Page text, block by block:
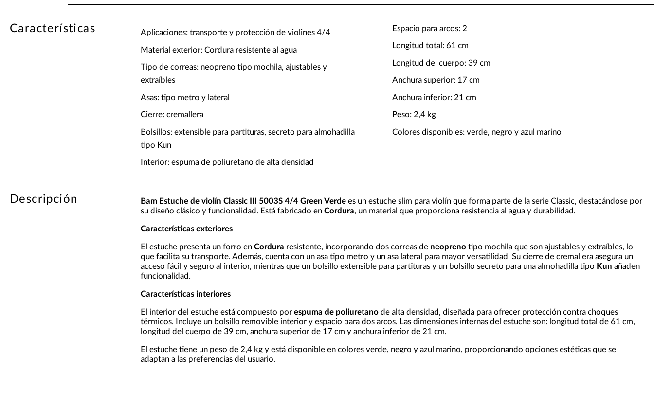
Características Aplicaciones: transporte y protección de violines 4/4
Material exterior: Cordura resistente al agua
Tipo de correas: neopreno tipo mochila, ajustables y
extraíbles
Asas: tipo metro y lateral
Cierre: cremallera
Bolsillos: extensible para partituras, secreto para almohadilla
tipo Kun
Interior: espuma de poliuretano de alta densidad
Espacio para arcos: 2
Longitud total: 61 cm
Longitud del cuerpo: 39 cm
Anchura superior: 17 cm
Anchura inferior: 21 cm
Peso: 2,4 kg
Colores disponibles: verde, negro y azul marino
Descripción Bam Estuche de violín Classic III 5003S 4/4 Green Verdees un estuche slim para violín que forma parte de la serie Classic, destacándose por
su diseño clásico y funcionalidad. Está fabricado en Cordura, un material que proporciona resistencia al agua y durabilidad.
Características exteriores
El estuche presenta un forro en Cordura resistente, incorporando dos correas de neoprenotipo mochila que son ajustables y extraíbles, lo
que facilita su transporte. Además, cuenta con un asa tipo metro y un asa lateral para mayor versatilidad. Su cierre de cremallera asegura un
acceso fácil y seguro al interior, mientras que un bolsillo extensible para partituras y un bolsillo secreto para una almohadilla tipo Kun añaden
funcionalidad.
Características interiores
El interior del estuche está compuesto por espuma de poliuretanode alta densidad, diseñada para ofrecer protección contra choques
térmicos. Incluye un bolsillo removible interior y espacio para dos arcos. Las dimensiones internas del estuche son: longitud total de 61 cm,
longitud del cuerpo de 39 cm, anchura superior de 17 cm y anchura inferior de 21 cm.
El estuche tiene un peso de 2,4 kg y está disponible en colores verde, negro y azul marino, proporcionando opciones estéticas que se
adaptan a las preferencias del usuario.